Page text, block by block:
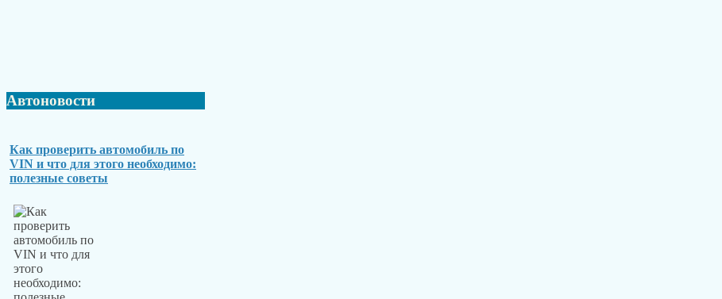
Автоновости
Как проверить автомобиль по
VIN и что для этого необходимо:
полезные советы